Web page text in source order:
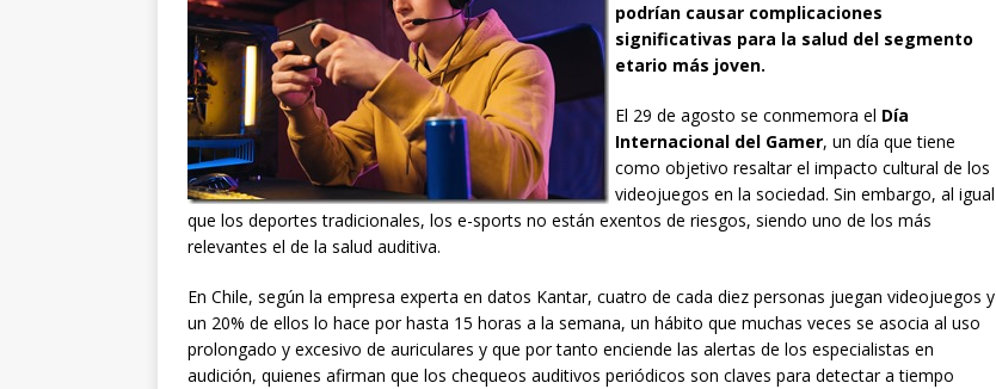
podrían causar complicaciones
significativas para la salud del segmento
etario más joven.
El 29 de agosto se conmemora el Día
Internacional del Gamer, un día que tiene
como objetivo resaltar el impacto cultural de los
videojuegos en la sociedad. Sin embargo, al igual
que los deportes tradicionales, los e-sports no están exentos de riesgos, siendo uno de los más
relevantes el de la salud auditiva.
En Chile, según la empresa experta en datos Kantar, cuatro de cada diez personas juegan videojuegos y
un 20% de ellos lo hace por hasta 15 horas a la semana, un hábito que muchas veces se asocia al uso
prolongado y excesivo de auriculares y que por tanto enciende las alertas de los especialistas en
audición, quienes afirman que los chequeos auditivos periódicos son claves para detectar a tiempo